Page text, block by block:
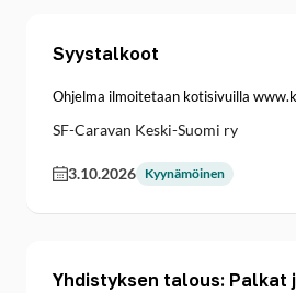
Syystalkoot
Ohjelma ilmoitetaan kotisivuilla
SF-Caravan Keski-Suomi ry
3.10.2026 Kyynämöinen
Yhdistyksen talous: Palkat